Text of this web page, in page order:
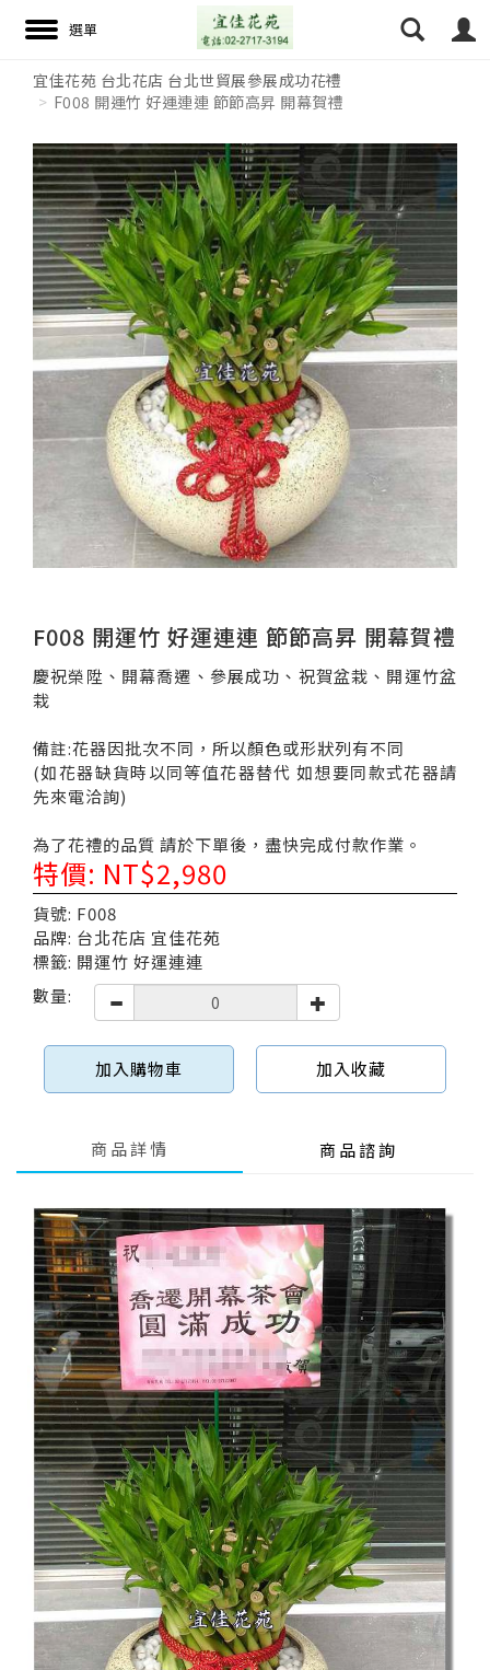
宜佳花苑 台北花店 台北世貿展參展成功花禮
F008 開運竹 好運連連 節節高昇 開幕賀禮
F008 開運竹 好運連連 節節高昇 開幕賀禮
慶祝榮陞、開幕喬遷、參展成功、祝賀盆栽、開運竹盆
栽
備註:花器因批次不同，所以顏色或形狀列有不同
(如花器缺貨時以同等值花器替代 如想要同款式花器請
先來電洽詢)
為了花禮的品質 請於下單後，盡快完成付款作業。
特價: NT$2,980
貨號: F008
品牌: 台北花店 宜佳花苑
標籤: 開運竹 好運連連
數量:
加入購物車 加入收藏
商品詳情 商品諮詢